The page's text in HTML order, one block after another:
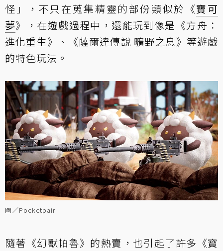
怪」，不只在蒐集精靈的部份類似於《寶可
夢》，在遊戲過程中，還能玩到像是《方舟：
進化重生》、《薩爾達傳說 曠野之息》等遊戲
的特色玩法。
圖／Pocketpair
隨著《幻獸帕魯》的熱賣，也引起了許多《寶